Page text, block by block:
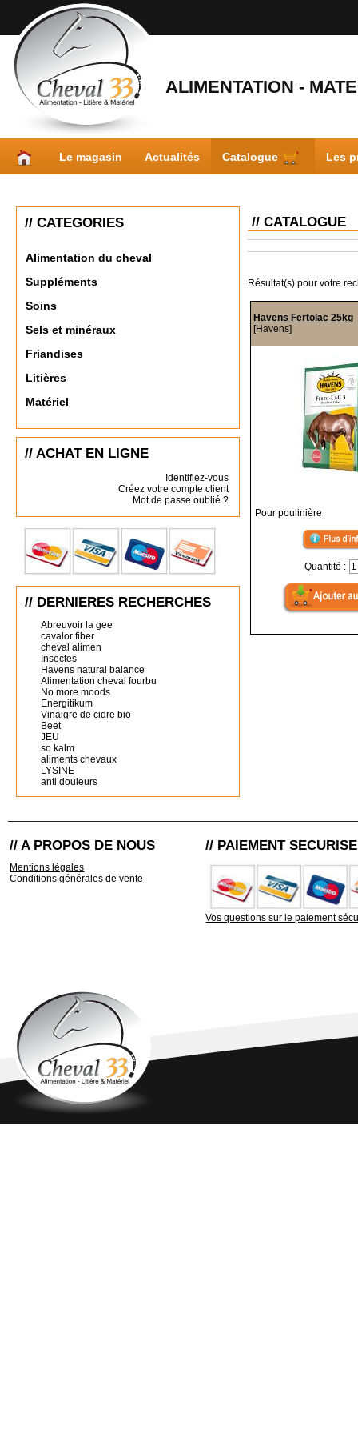
ALIMENTATION -
Le magasin Actualités Catalogue Les
// CATEGORIES
Alimentation du cheval
Suppléments
Soins
Sels et minéraux
Friandises
Litières
Matériel
// ACHAT EN LIGNE
Identifiez-vous
Créez votre compte client
Mot de passe oublié ?
// DERNIERES RECHERCHES
Abreuvoir la gee
cavalor fiber
cheval alimen
Insectes
Havens natural balance
Alimentation cheval fourbu
No more moods
Energitikum
Vinaigre de cidre bio
Beet
JEU
so kalm
aliments chevaux
LYSINE
anti douleurs
// CATALOGUE
Résultat(s) pour votre
Havens Fertolac 25kg
[Havens]
Pour poulinière
Quantité :
// A PROPOS DE NOUS
Mentions légales
Conditions générales de vente
// PAIEMENT SECURISE
Vos questions sur le paiement